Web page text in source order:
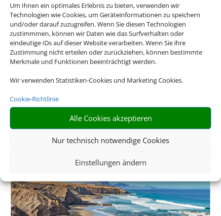
Um Ihnen ein optimales Erlebnis zu bieten, verwenden wir
Technologien wie Cookies, um Geräteinformationen zu speichern
und/oder darauf zuzugreifen. Wenn Sie diesen Technologien
zustimmmen, können wir Daten wie das Surfverhalten oder
eindeutige IDs auf dieser Website verarbeiten. Wenn Sie ihre
Zustimmung nicht erteilen oder zurückziehen, können bestimmte
Merkmale und Funktionen beeinträchtigt werden.
Wir verwenden Statistiken-Cookies und Marketing Cookies.
Cookie-Richtlinie
Alle Cookies akzeptieren
Nur technisch notwendige Cookies
Einstellungen ändern
Mittelmeer Kreuzfahrt